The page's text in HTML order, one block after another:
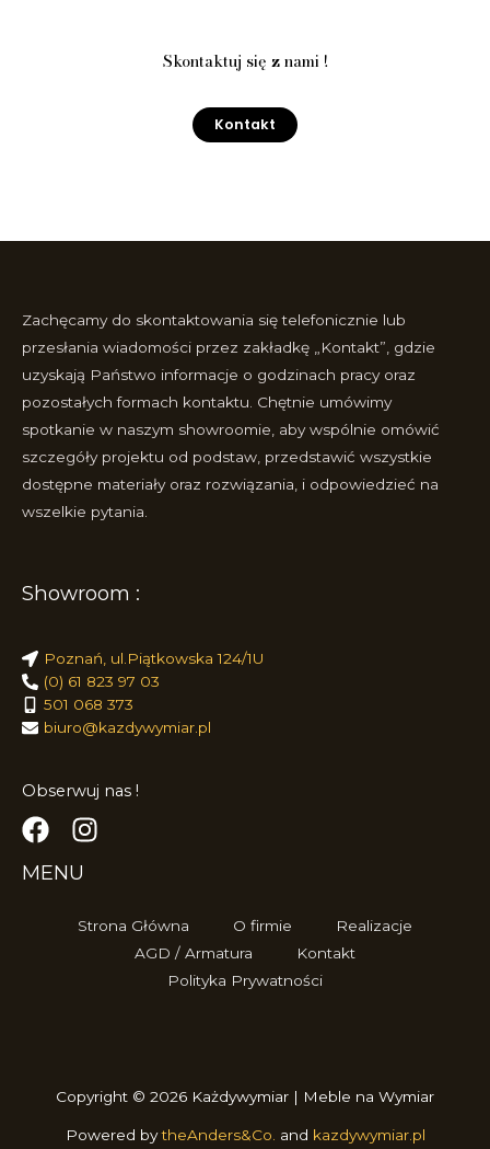
Skontaktuj się z nami !
Kontakt
Zachęcamy do skontaktowania się telefonicznie lub
przesłania wiadomości przez zakładkę „Kontakt”, gdzie
uzyskają Państwo informacje o godzinach pracy oraz
pozostałych formach kontaktu. Chętnie umówimy
spotkanie w naszym showroomie, aby wspólnie omówić
szczegóły projektu od podstaw, przedstawić wszystkie
dostępne materiały oraz rozwiązania, i odpowiedzieć na
wszelkie pytania.
Showroom :
Poznań, ul.Piątkowska 124/1U
(0) 61 823 97 03
501 068 373
biuro@kazdywymiar.pl
Obserwuj nas !
MENU
Strona Główna O firmie
Realizacje
AGD / Armatura
Kontakt
Polityka Prywatności
Copyright © 2026 Każdywymiar | Meble na Wymiar
Powered bytheAnders&Co. and kazdywymiar.pl